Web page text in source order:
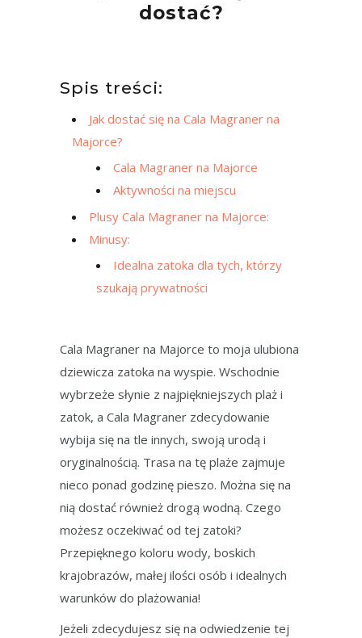
dostać?
Spis treści:
Jak dostać się na Cala Magraner na
Majorce?
Cala Magraner na Majorce
Aktywności na miejscu
Plusy Cala Magraner na Majorce:
Minusy:
Idealna zatoka dla tych, którzy
szukają prywatności
Cala Magraner na Majorce to moja ulubiona
dziewicza zatoka na wyspie. Wschodnie
wybrzeże słynie z najpiękniejszych plaż i
zatok, a Cala Magraner zdecydowanie
wybija się na tle innych, swoją urodą i
oryginalnością. Trasa na tę plaże zajmuje
nieco ponad godzinę pieszo. Można się na
nią dostać również drogą wodną. Czego
możesz oczekiwać od tej zatoki?
Przepięknego koloru wody, boskich
krajobrazów, małej ilości osób i idealnych
warunków do plażowania!
Jeżeli zdecydujesz się na odwiedzenie tej